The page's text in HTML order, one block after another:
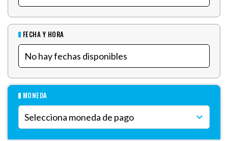
FECHA Y HORA
MONEDA